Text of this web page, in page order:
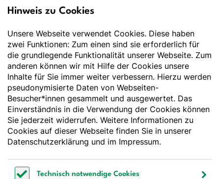
für Ernährung e.V.
Der Wissenschaft verpflichtet - Ihre Partnerin für
Essen und Trinken
Deutsche Gesellschaft für Ernährung e. V.
Godesberger Allee 136
53175 Bonn
Tel:+49 228 3776-600
Fax:
+49 228 3776-800
webmaster@dge.de
Hinweis zu Cookies
Unsere Webseite verwendet Cookies. Diese haben
zwei Funktionen: Zum einen sind sie erforderlich für
die grundlegende Funktionalität unserer Webseite. Zum
anderen können wir mit Hilfe der Cookies unsere
Inhalte für Sie immer weiter verbessern. Hierzu werden
pseudonymisierte Daten von Webseiten-
Besucher*innen gesammelt und ausgewertet. Das
Einverständnis in die Verwendung der Cookies können
Sie jederzeit widerrufen. Weitere Informationen zu
Cookies auf dieser Webseite finden Sie in unserer
Datenschutzerklärung und im Impressum.
Technisch notwendige Cookies